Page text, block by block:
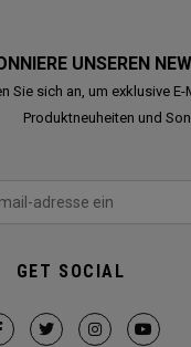
UNSEREN
Sie sich an, um exklusive
Produktneuheiten und
GET SOCIAL